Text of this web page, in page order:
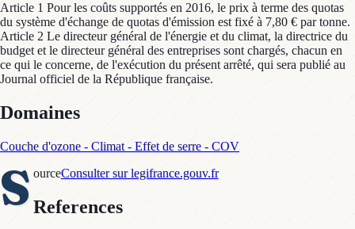
Article 1 Pour les coûts supportés en 2016, le prix à terme des quotas
du système d'échange de quotas d'émission est fixé à 7,80 € par tonne.
Article 2 Le directeur général de l'énergie et du climat, la directrice du
budget et le directeur général des entreprises sont chargés, chacun en
ce qui le concerne, de l'exécution du présent arrêté, qui sera publié au
Journal officiel de la République française.
Domaines
Couche d'ozone - Climat - Effet de serre - COV
S ourceConsulter sur legifrance.gouv.fr
References